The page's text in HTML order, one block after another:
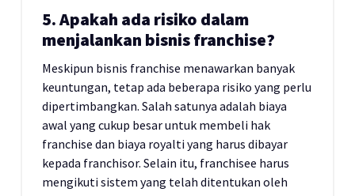
5. Apakah ada risiko dalam
menjalankan bisnis franchise?
Meskipun bisnis franchise menawarkan banyak
keuntungan, tetap ada beberapa risiko yang perlu
dipertimbangkan. Salah satunya adalah biaya
awal yang cukup besar untuk membeli hak
franchise dan biaya royalti yang harus dibayar
kepada franchisor. Selain itu, franchisee harus
mengikuti sistem yang telah ditentukan oleh